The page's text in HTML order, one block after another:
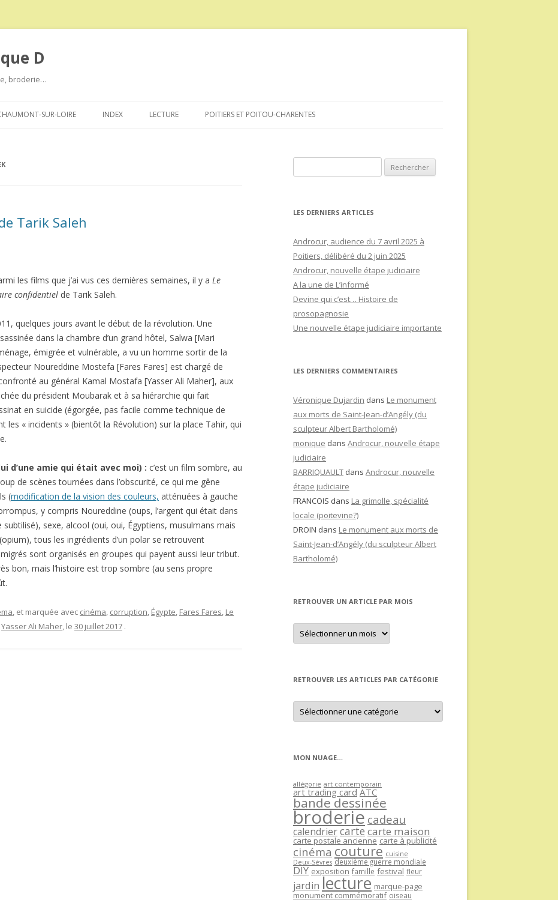
D
broderie…
au
SUR-LOIRE INDEX LECTURE POITIERS ET POITOU-CHARENTES
Tarik Saleh
les films que j’ai vus ces dernières semaines, il y a Le
confidentiel de Tarik Saleh.
quelques jours avant le début de la révolution. Une
dans la chambre d’un grand hôtel, Salwa [Mari
émigrée et vulnérable, a vu un homme sortir de la
Noureddine Mostefa [Fares Fares] est chargé de
au général Kamal Mostafa [Yasser Ali Maher], aux
du président Moubarak et à sa hiérarchie qui fait
en suicide (égorgée, pas facile comme technique de
les « incidents » (bientôt la Révolution) sur la place Tahir, qui
d’une amie qui était avec moi) : c’est un film sombre, au
de scènes tournées dans l’obscurité, ce qui me gêne
(modification de la vision des couleurs, atténuées à gauche
y compris Noureddine (oups, l’argent qui était dans
sexe, alcool (oui, oui, Égyptiens, musulmans mais
tous les ingrédients d’un polar se retrouvent
sont organisés en groupes qui payent aussi leur tribut.
bon, mais l’histoire est trop sombre (au sens propre
, et marquée avec cinéma, corruption, Égypte, Fares Fares, Le
Yasser Ali Maher, le 30 juillet 2017 .
LES DERNIERS ARTICLES
Androcur, audience du 7 avril 2025 à
Poitiers, délibéré du 2 juin 2025
Androcur, nouvelle étape judiciaire
A la une de L’informé
Devine qui c’est… Histoire de
prosopagnosie
Une nouvelle étape judiciaire importante
LES DERNIERS COMMENTAIRES
Véronique Dujardin dans Le monument
aux morts de Saint-Jean-d’Angély (du
sculpteur Albert Bartholomé)
monique dans Androcur, nouvelle étape
judiciaire
BARRIQUAULT dans Androcur, nouvelle
étape judiciaire
FRANCOIS dans La grimolle, spécialité
locale (poitevine?)
DROIN dans Le monument aux morts de
Saint-Jean-d’Angély (du sculpteur Albert
Bartholomé)
RETROUVER UN ARTICLE PAR MOIS
Retrouver
un
article
RETROUVER LES ARTICLES PAR CATÉGORIE
Retrouver
les
articles
MON NUAGE…
allégorie art contemporain
art trading card ATC
bande dessinée
broderie cadeau
calendriercartecarte maison
carte postale ancienne carte à publicité
cinéma couture cuisine
Deux-Sèvres deuxième guerre mondiale
DIY exposition famille festival fleur
jardin lecture marque-page
monument commémoratif oiseau